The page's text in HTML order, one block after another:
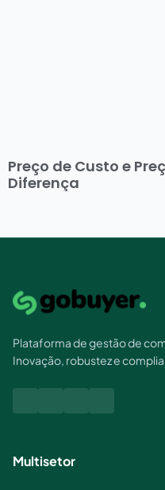
Preço de Custo e
Diferença
Plataforma de gestão de
Inovação, robustez e
Multisetor